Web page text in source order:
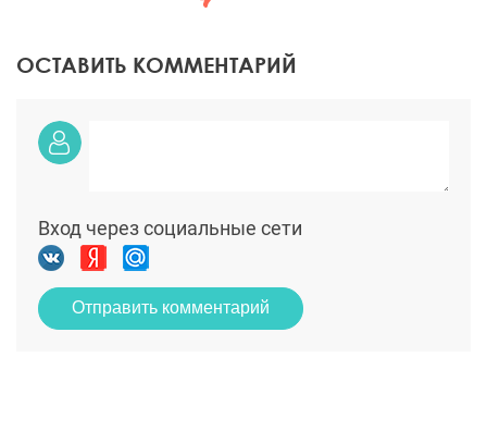
ОСТАВИТЬ КОММЕНТАРИЙ
Вход через социальные сети
Отправить комментарий